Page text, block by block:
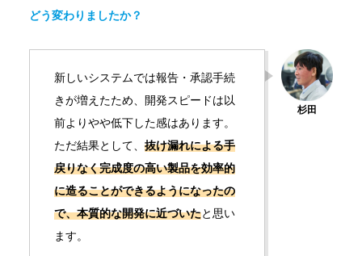
どう変わりましたか？
新しいシステムでは報告・承認手続
きが増えたため、開発スピードは以
前よりやや低下した感はあります。
ただ結果として、 抜け漏れによる手
戻りなく完成度の高い製品を効率的
に造ることができるようになったの
で、本質的な開発に近づいたと思い
ます。